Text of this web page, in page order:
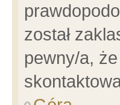
został
pewny/a,